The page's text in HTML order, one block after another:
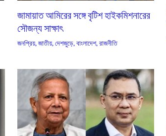
জামায়াত আমিরের সঙ্গে বৃটিশ হাইকমিশনারের
সৌজন্য সাক্ষাৎ
জনপ্রিয়,জাতীয়,দেশজুড়ে,বাংলাদেশ,রাজনীতি